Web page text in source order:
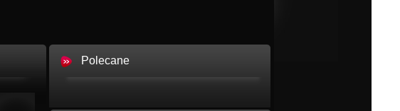
Polecane